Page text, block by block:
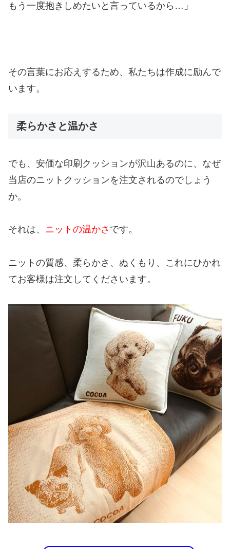
もう一度抱きしめたいと言っているから…」
その言葉にお応えするため、私たちは作成に励んで
います。
柔らかさと温かさ
でも、安価な印刷クッションが沢山あるのに、なぜ
当店のニットクッションを注文されるのでしょう
か。
それは、 ニットの温かさ です。
ニットの質感、柔らかさ、ぬくもり、これにひかれ
てお客様は注文してくださいます。